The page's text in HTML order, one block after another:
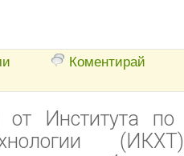
Коментирай
от Института